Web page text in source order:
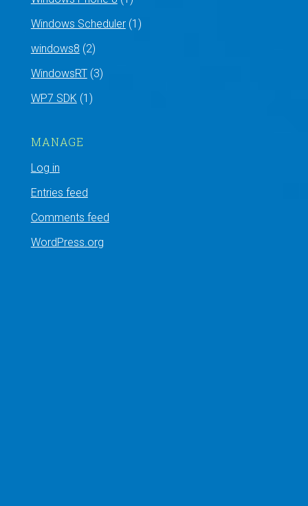
Windows Scheduler(1)
windows8 (2)
WindowsRT(3)
WP7 SDK (1)
MANAGE
Log in
Entries feed
Comments feed
WordPress.org